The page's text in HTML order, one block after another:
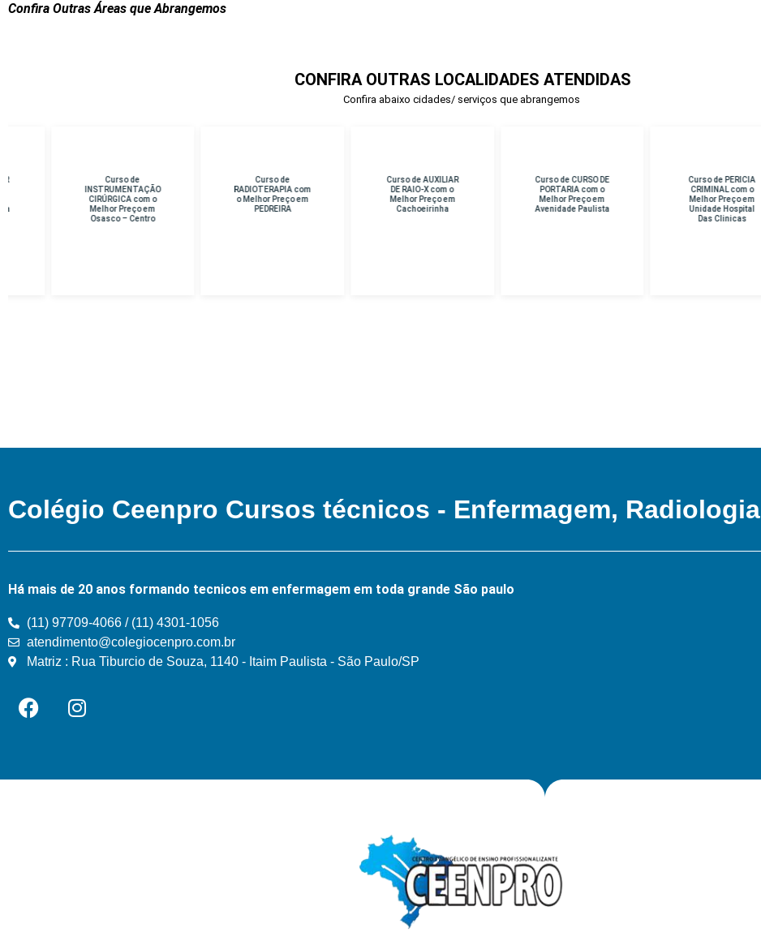
Confira Outras Áreas que Abrangemos
CONFIRA OUTRAS LOCALIDADES ATENDIDAS
Confira abaixo cidades/ serviços que abrangemos
INSTRUMENTAÇÃO
CIRÚRGICA com o
Melhor Preço em
Osasco – Centro
RADIOTERAPIA com
o Melhor Preço em
PEDREIRA
Curso de AUXILIAR
DE RAIO-X com o
Melhor Preço em
Cachoeirinha
Curso de CURSO DE
PORTARIA com o
Melhor Preço em
Avenidade Paulista
Curso de PERICIA
CRIMINAL com o
Melhor Preço em
Unidade Hospital
Das Clinicas
Colégio Ceenpro Cursos técnicos - Enfermagem, Radiologia
Há mais de 20 anos formando tecnicos em enfermagem em toda grande São paulo
(11) 97709-4066 / (11) 4301-1056
atendimento@colegiocenpro.com.br
Matriz : Rua Tiburcio de Souza, 1140 - Itaim Paulista - São Paulo/SP